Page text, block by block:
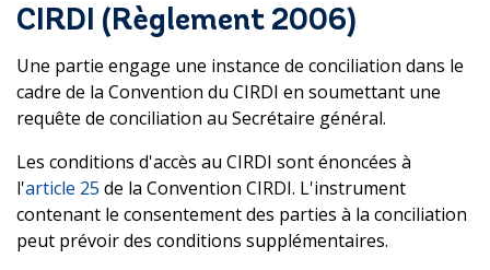
CIRDI (Règlement 2006)
Une partie engage une instance de conciliation dans le
cadre de la Convention du CIRDI en soumettant une
requête de conciliation au Secrétaire général.
Les conditions d'accès au CIRDI sont énoncées à
l'article 25 de la Convention CIRDI. L'instrument
contenant le consentement des parties à la conciliation
peut prévoir des conditions supplémentaires.